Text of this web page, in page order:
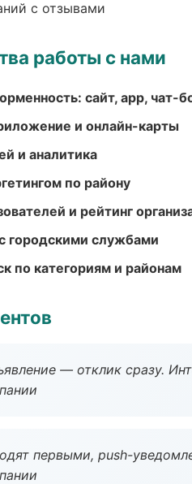
с отзывами
работы с нами
сайт, app, чат-
и онлайн-карты
и аналитика
по району
и рейтинг
городскими службами
по категориям и районам
— отклик сразу.
первыми, push-